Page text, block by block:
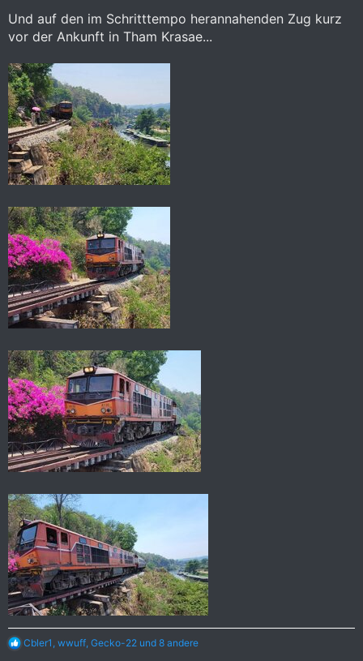
Und auf den im Schritttempo herannahenden Zug kurz
vor der Ankunft in Tham Krasae...
R
Cbler1 , wwuff, Gecko-22 und 8 andere